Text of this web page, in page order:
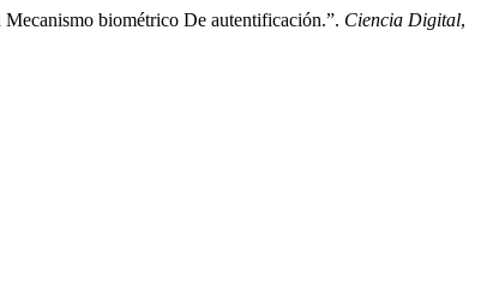
biométrico De autentificación.”. Ciencia Digital,